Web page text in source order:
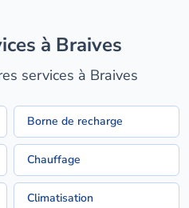
à Braives
services à Braives
Borne de recharge
Chauffage
Climatisation